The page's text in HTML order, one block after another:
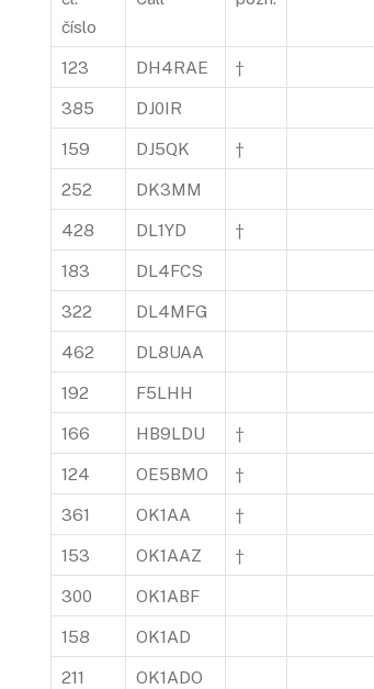
číslo
123 DH4RAE †
385 DJ0IR
159 DJ5QK †
252 DK3MM
428 DL1YD †
183 DL4FCS
322 DL4MFG
462 DL8UAA
192 F5LHH
166 HB9LDU †
124 OE5BMO †
361 OK1AA †
153 OK1AAZ †
300 OK1ABF
158 OK1AD
211 OK1ADO